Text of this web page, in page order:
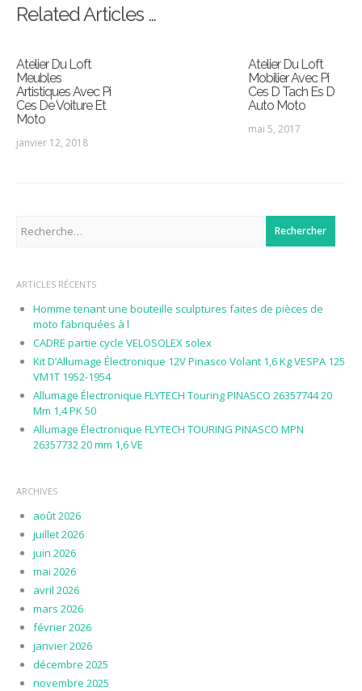
Related Articles …
Atelier Du Loft
Meubles
Artistiques Avec Pi
Ces De Voiture Et
Moto
janvier 12, 2018
Atelier Du Loft
Mobilier Avec Pi
Ces D Tach Es D
Auto Moto
mai 5, 2017
ARTICLES RÉCENTS
Homme tenant une bouteille sculptures faites de pièces de
moto fabriquées à l
CADRE partie cycle VELOSOLEX solex
Kit D’Allumage Électronique 12V Pinasco Volant 1,6 Kg VESPA 125
VM1T 1952-1954
Allumage Électronique FLYTECH Touring PINASCO 26357744 20
Mm 1,4 PK 50
Allumage Électronique FLYTECH TOURING PINASCO MPN
26357732 20 mm 1,6 VE
ARCHIVES
août 2026
juillet 2026
juin 2026
mai 2026
avril 2026
mars 2026
février 2026
janvier 2026
décembre 2025
novembre 2025